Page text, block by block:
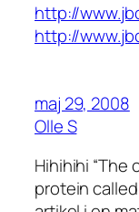
http://
http://
maj 29, 2008
Olle S
Hihihihi “The
protein